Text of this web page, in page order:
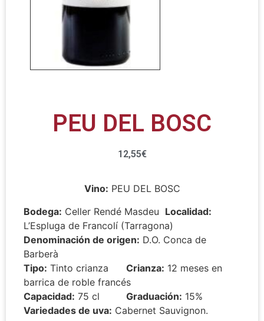
PEU DEL BOSC
12,55€
Vino: PEU DEL BOSC
Bodega: Celler Rendé Masdeu Localidad:
L’Espluga de Francolí (Tarragona)
Denominación de origen: D.O. Conca de
Barberà
Tipo: Tinto crianza Crianza: 12 meses en
barrica de roble francés
Capacidad: 75 cl Graduación: 15%
Variedades de uva: Cabernet Sauvignon.